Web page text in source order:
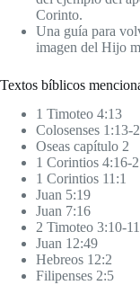
Corinto.
Una guía para
imagen del Hijo
Textos bíblicos
1 Timoteo 4:13
Colosenses 1:13-
Oseas capítulo 2
1 Corintios 4:16-
1 Corintios 11:1
Juan 5:19
Juan 7:16
2 Timoteo 3:10-11
Juan 12:49
Hebreos 12:2
Filipenses 2:5